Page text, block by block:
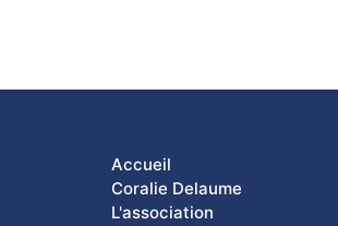
Accueil
Coralie Delaume
L'association